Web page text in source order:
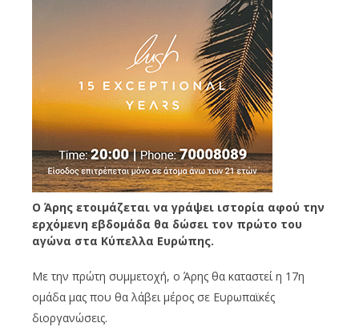
Ο Άρης ετοιμάζεται να γράψει ιστορία αφού την
ερχόμενη εβδομάδα θα δώσει τον πρώτο του
αγώνα στα Κύπελλα Ευρώπης.
Με την πρώτη συμμετοχή, ο Άρης θα καταστεί η 17η
ομάδα μας που θα λάβει μέρος σε Ευρωπαϊκές
διοργανώσεις.